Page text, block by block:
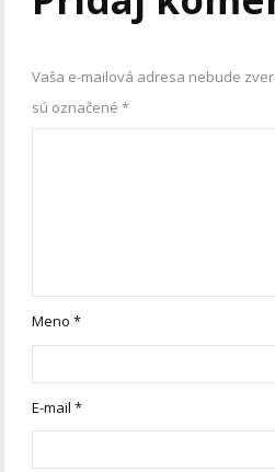
Vaša e-mailová adresa nebude
sú označené*
Meno*
E-mail*